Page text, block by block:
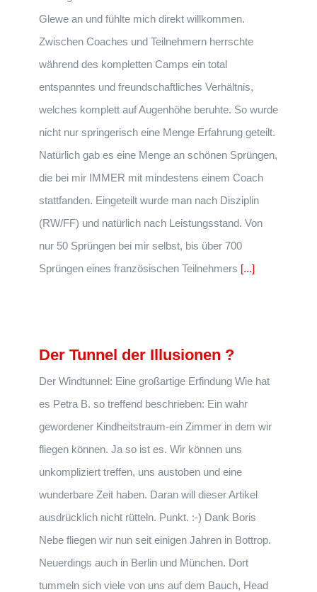
Glewe an und fühlte mich direkt willkommen.
Zwischen Coaches und Teilnehmern herrschte
während des kompletten Camps ein total
entspanntes und freundschaftliches Verhältnis,
welches komplett auf Augenhöhe beruhte. So wurde
nicht nur springerisch eine Menge Erfahrung geteilt.
Natürlich gab es eine Menge an schönen Sprüngen,
die bei mir IMMER mit mindestens einem Coach
stattfanden. Eingeteilt wurde man nach Disziplin
(RW/FF) und natürlich nach Leistungsstand. Von
nur 50 Sprüngen bei mir selbst, bis über 700
Sprüngen eines französischen Teilnehmers [...]
Der Tunnel der Illusionen ?
Der Windtunnel: Eine großartige Erfindung Wie hat
es Petra B. so treffend beschrieben: Ein wahr
gewordener Kindheitstraum-ein Zimmer in dem wir
fliegen können. Ja so ist es. Wir können uns
unkompliziert treffen, uns austoben und eine
wunderbare Zeit haben. Daran will dieser Artikel
ausdrücklich nicht rütteln. Punkt. :-) Dank Boris
Nebe fliegen wir nun seit einigen Jahren in Bottrop.
Neuerdings auch in Berlin und München. Dort
tummeln sich viele von uns auf dem Bauch, Head